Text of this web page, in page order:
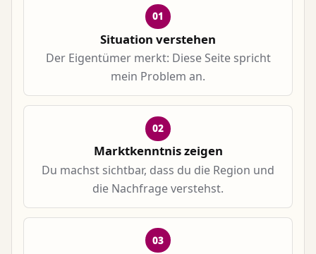
01
Situation verstehen
Der Eigentümer merkt: Diese Seite spricht
mein Problem an.
02
Marktkenntnis zeigen
Du machst sichtbar, dass du die Region und
die Nachfrage verstehst.
03